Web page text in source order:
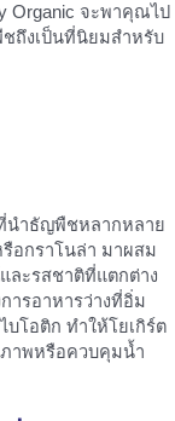
Organic จะพาคุณไป
ถึงเป็นที่นิยมสำหรับ
นำธัญพืชหลากหลาย
อกราโนล่า มาผสม
ละรสชาติที่แตกต่าง
ารอาหารว่างที่อิ่ม
โอติก ทำให้โยเกิร์ต
าพหรือควบคุมน้ำ